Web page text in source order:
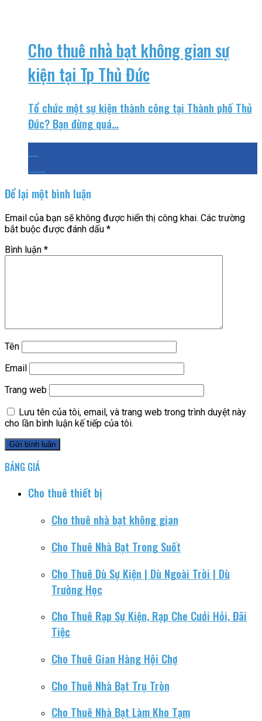
Cho thuê nhà bạt không gian sự
kiện tại Tp Thủ Đức
Tổ chức một sự kiện thành công tại Thành phố Thủ
Đức? Bạn đừng quá...
Để lại một bình luận
Email của bạn sẽ không được hiển thị công khai. Các trường
bắt buộc được đánh dấu *
Bình luận *
Tên
Email
Trang web
Lưu tên của tôi, email, và trang web trong trình duyệt này
cho lần bình luận kế tiếp của tôi.
BẢNG GIÁ
Cho thuê thiết bị
Cho thuê nhà bạt không gian
Cho Thuê Nhà Bạt Trong Suốt
Cho Thuê Dù Sự Kiện | Dù Ngoài Trời | Dù
Trường Học
Cho Thuê Rạp Sự Kiện, Rạp Che Cưới Hỏi, Đãi
Tiệc
Cho Thuê Gian Hàng Hội Chợ
Cho Thuê Nhà Bạt Trụ Tròn
Cho Thuê Nhà Bạt Làm Kho Tạm